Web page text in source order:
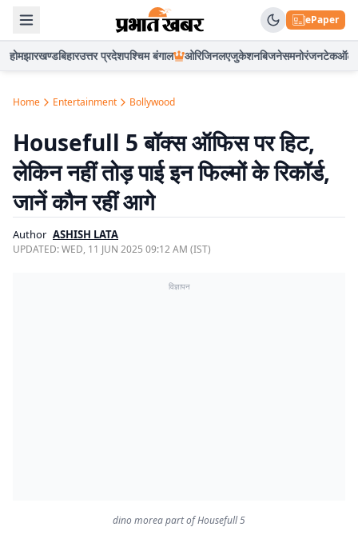
ePaper
होमझारखण्डबिहारउत्तर प्रदेशपश्चिम बंगाल ओरिजिनलएजुकेशनबिजनेसमनोरंजनटेकऑटो
Home Entertainment Bollywood
Housefull 5 बॉक्स ऑफिस पर हिट,
लेकिन नहीं तोड़ पाई इन फिल्मों के रिकॉर्ड,
जानें कौन रहीं आगे
Author ASHISH LATA
UPDATED:WED, 11 JUN 2025 09:12 AM (IST)
विज्ञापन
dino morea part of Housefull 5